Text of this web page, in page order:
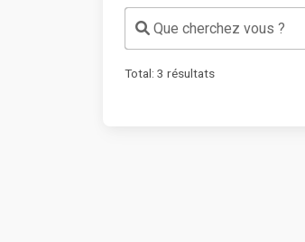
Que cherchez vous ?
Total: 3 résultats